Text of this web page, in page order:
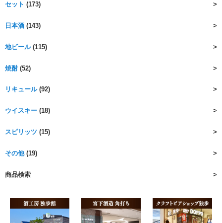
セット (173)
日本酒 (143)
地ビール(115)
焼酎(52)
リキュール(92)
ウイスキー (18)
スピリッツ (15)
その他(19)
商品検索